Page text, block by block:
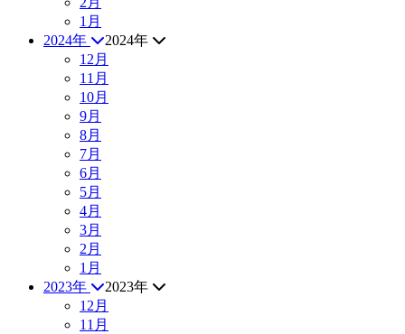
1月
2024年
2024年
12月
11月
10月
9月
8月
7月
6月
5月
4月
3月
2月
1月
2023年
2023年
12月
11月